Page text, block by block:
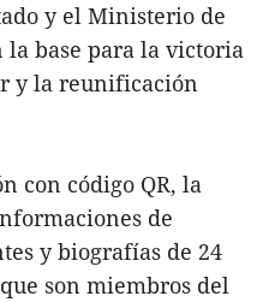
y el Ministerio de
la base para la victoria
y la reunificación
con código QR, la
de
y biografías de 24
son miembros del